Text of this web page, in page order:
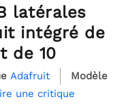
latérales
intégré de
de 10
Adafruit
Modèle
une critique